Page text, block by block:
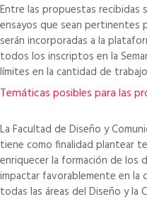
Entre las propuestas recibidas
ensayos que sean pertinentes
serán incorporadas a la
todos los inscriptos en la
límites en la cantidad de
Temáticas posibles para las
La Facultad de Diseño y
tiene como finalidad plantear
enriquecer la formación de los
impactar favorablemente en la
todas las áreas del Diseño y la